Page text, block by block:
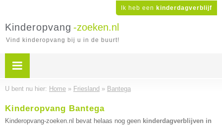
Ik heb een kinderdagverblijf
Kinderopvang -zoeken.nl
Vind kinderopvang bij u in de buurt!
U bent nu hier: Home » Friesland » Bantega
Kinderopvang Bantega
Kinderopvang-zoeken.nl bevat helaas nog geen kinderdagverblijven in